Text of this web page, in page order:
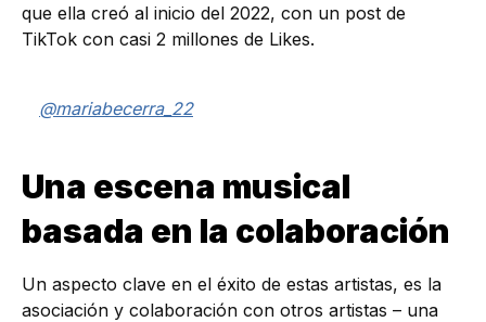
que ella creó al inicio del 2022, con un post de
TikTok con casi 2 millones de Likes.
@mariabecerra_22
Una escena musical
basada en la colaboración
Un aspecto clave en el éxito de estas artistas, es la
asociación y colaboración con otros artistas – una